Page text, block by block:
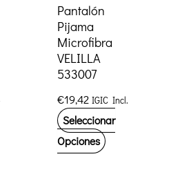
la
producto
Rango
Pantalón
Pijama
Microfibra
VELILLA
533007
€19,42 IGIC Incl.
Seleccionar
Opciones Este